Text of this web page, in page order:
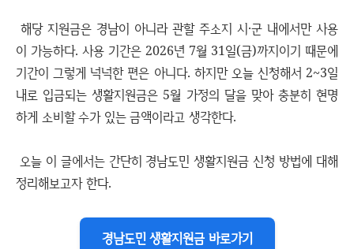
해당 지원금은 경남이 아니라 관할 주소지 시·군 내에서만 사용
이 가능하다. 사용 기간은 2026년 7월 31일(금)까지이기 때문에
기간이 그렇게 넉넉한 편은 아니다. 하지만 오늘 신청해서 2~3일
내로 입금되는 생활지원금은 5월 가정의 달을 맞아 충분히 현명
하게 소비할 수가 있는 금액이라고 생각한다.
오늘 이 글에서는 간단히 경남도민 생활지원금 신청 방법에 대해
정리해보고자 한다.
경남도민 생활지원금 바로가기